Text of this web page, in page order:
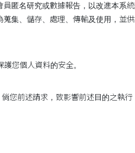
匿名研究或數據報告，以改進本系
集、儲存、處理、傳輸及使用，並
您個人資料的安全。
您前述請求，致影響前述目的之執